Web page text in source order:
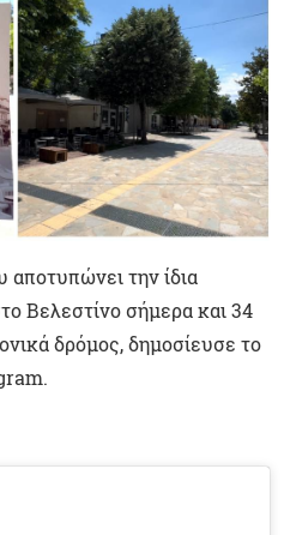
αποτυπώνει την ίδια
Βελεστίνο σήμερα και 34
δρόμος, δημοσίευσε το